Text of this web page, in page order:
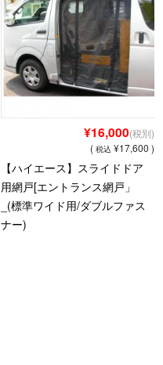
¥16,000(税別)
( 税込 ¥17,600 )
【ハイエース】スライドドア
用網戸[エントランス網戸」
_(標準ワイド用/ダブルファス
ナー)